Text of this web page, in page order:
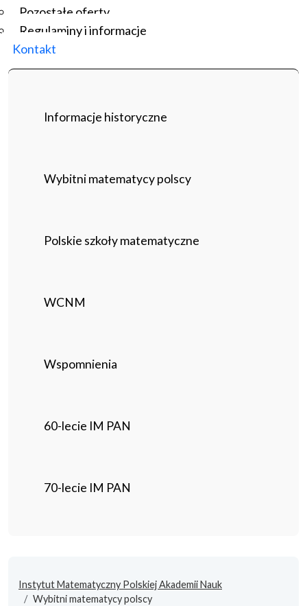
Pozostałe oferty
Regulaminy i informacje
Kontakt
Informacje historyczne
Wybitni matematycy polscy
Polskie szkoły matematyczne
WCNM
Wspomnienia
60-lecie IM PAN
70-lecie IM PAN
Instytut Matematyczny Polskiej Akademii Nauk
Wybitni matematycy polscy